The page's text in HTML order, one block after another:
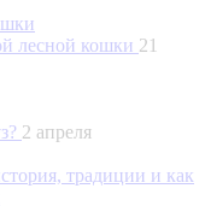
лесной кошки 21
2 апреля